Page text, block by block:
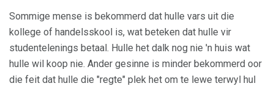
Sommige mense is bekommerd dat hulle vars uit die
kollege of handelsskool is, wat beteken dat hulle vir
studentelenings betaal. Hulle het dalk nog nie 'n huis wat
hulle wil koop nie. Ander gesinne is minder bekommerd oor
die feit dat hulle die "regte" plek het om te lewe terwyl hul